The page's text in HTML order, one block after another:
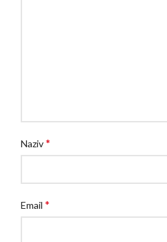
Naziv*
Email *